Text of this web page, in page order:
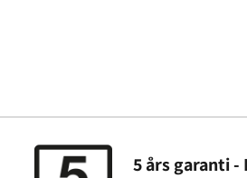
5 års garanti